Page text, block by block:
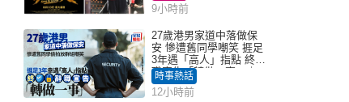
9小時前
27歲港男家道中落做保
安 慘遭舊同學嘲笑 捱足
3年遇「高人」指點 終辭
職宣告「轉做一事」｜
Juicy叮
時事熱話
12小時前